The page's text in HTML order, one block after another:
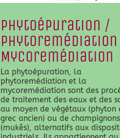
Phytoépuration /
Mycoremédiation
La phytoépuration, la
phytoremédiation et la
mycoremédiation sont des
de traitement des eaux et des
au moyen de végétaux (phyton
grec ancien) ou de champignons
(mukês), alternatifs aux